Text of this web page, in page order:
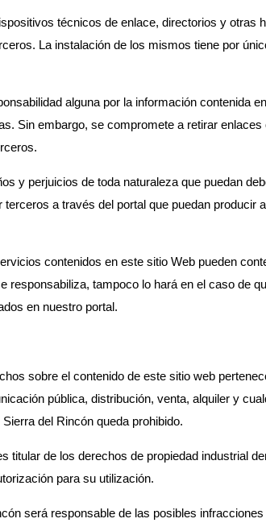
técnicos de enlace, directorios y
La instalación de los mismos tiene por
alguna por la información contenida
Sin embargo, se compromete a retirar
y perjuicios de toda naturaleza que puedan
a través del portal que puedan producir
contenidos en este sitio Web pueden
responsabiliza, tampoco lo hará en el caso de
en nuestro portal.
sobre el contenido de este sitio web
pública, distribución, venta, alquiler y
del Rincón queda prohibido.
titular de los derechos de propiedad industrial
para su utilización.
será responsable de las posibles